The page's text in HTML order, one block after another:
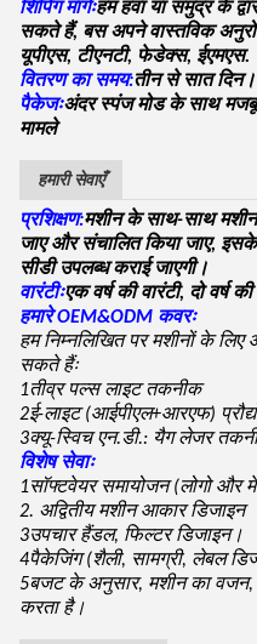
शिपिंग मार्गःहम हवा या समुद्र के
सकते हैं, बस अपने वास्तविक
यूपीएस, टीएनटी, फेडेक्स, ईएमएस.
वितरण का समय:तीन से सात दिन।
पैकेजःअंदर स्पंज मोड के साथ
मामले
हमारी सेवाएँ
प्रशिक्षण:मशीन के साथ-साथ
जाए और संचालित किया जाए,
सीडी उपलब्ध कराई जाएगी।
वारंटीःएक वर्ष की वारंटी, दो वर्ष
हमारे OEM&ODM कवरः
हम निम्नलिखित पर मशीनों के
सकते हैंः
1तीव्र पल्स लाइट तकनीक
2ई-लाइट (आईपीएल+आरएफ)
3क्यू-स्विच एन.डी.: यैग लेजर
विशेष सेवाः
1सॉफ्टवेयर समायोजन (लोगो और
2. अद्वितीय मशीन आकार डिजाइन
3उपचार हैंडल, फिल्टर डिजाइन।
4पैकेजिंग (शैली, सामग्री, लेबल
5बजट के अनुसार, मशीन का वजन,
करता है।